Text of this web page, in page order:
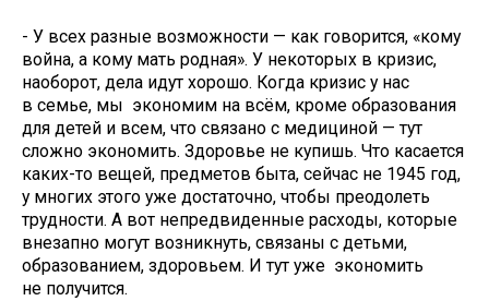
- У всех разные возможности — как говорится, «кому
война, а кому мать родная». У некоторых в кризис,
наоборот, дела идут хорошо. Когда кризис у нас
в семье, мы экономим на всём, кроме образования
для детей и всем, что связано с медициной — тут
сложно экономить. Здоровье не купишь. Что касается
каких-то вещей, предметов быта, сейчас не 1945 год,
у многих этого уже достаточно, чтобы преодолеть
трудности. А вот непредвиденные расходы, которые
внезапно могут возникнуть, связаны с детьми,
образованием, здоровьем. И тут уже экономить
не получится.